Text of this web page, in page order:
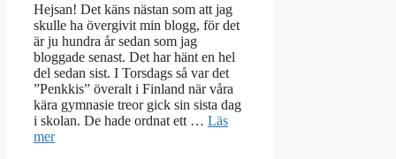
Hejsan! Det käns nästan som att jag
skulle ha övergivit min blogg, för det
är ju hundra år sedan som jag
bloggade senast. Det har hänt en hel
del sedan sist. I Torsdags så var det
”Penkkis” överalt i Finland när våra
kära gymnasie treor gick sin sista dag
i skolan. De hade ordnat ett … Läs
mer